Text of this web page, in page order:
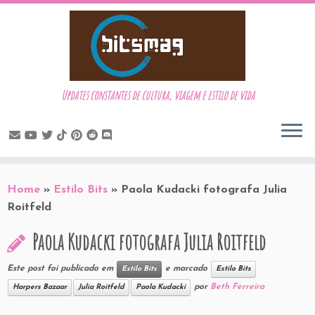
to
content
Updates constantes de cultura, viagem e estilo de vida
Home » Estilo Bits » Paola Kudacki fotografa Julia
Roitfeld
Paola Kudacki fotografa Julia Roitfeld
Este post foi publicado em Estilo Bits e marcado Estilo Bits
Harpers Bazaar Julia Roitfeld Paola Kudacki por Beth Ferreira